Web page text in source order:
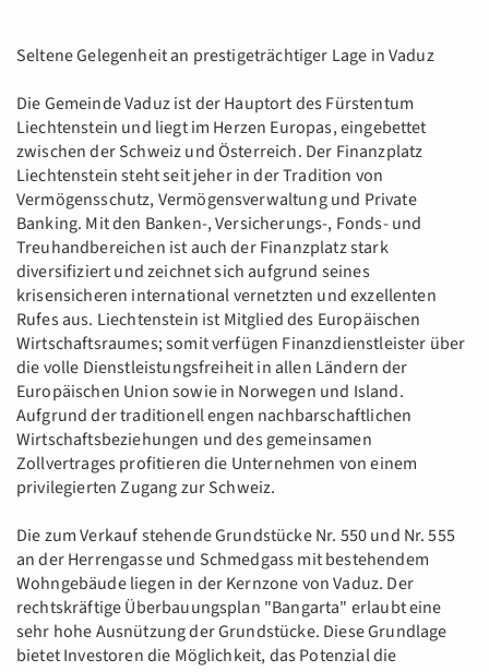
Seltene Gelegenheit an prestigeträchtiger Lage in Vaduz
Die Gemeinde Vaduz ist der Hauptort des Fürstentum
Liechtenstein und liegt im Herzen Europas, eingebettet
zwischen der Schweiz und Österreich. Der Finanzplatz
Liechtenstein steht seit jeher in der Tradition von
Vermögensschutz, Vermögensverwaltung und Private
Banking. Mit den Banken-, Versicherungs-, Fonds- und
Treuhandbereichen ist auch der Finanzplatz stark
diversifiziert und zeichnet sich aufgrund seines
krisensicheren international vernetzten und exzellenten
Rufes aus. Liechtenstein ist Mitglied des Europäischen
Wirtschaftsraumes; somit verfügen Finanzdienstleister über
die volle Dienstleistungsfreiheit in allen Ländern der
Europäischen Union sowie in Norwegen und Island.
Aufgrund der traditionell engen nachbarschaftlichen
Wirtschaftsbeziehungen und des gemeinsamen
Zollvertrages profitieren die Unternehmen von einem
privilegierten Zugang zur Schweiz.
Die zum Verkauf stehende Grundstücke Nr. 550 und Nr. 555
an der Herrengasse und Schmedgass mit bestehendem
Wohngebäude liegen in der Kernzone von Vaduz. Der
rechtskräftige Überbauungsplan "Bangarta" erlaubt eine
sehr hohe Ausnützung der Grundstücke. Diese Grundlage
bietet Investoren die Möglichkeit, das Potenzial die